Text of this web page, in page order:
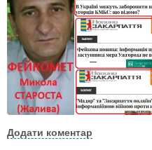
Додати коментар